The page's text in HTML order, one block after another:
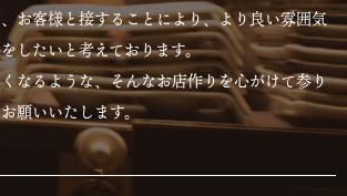
お客様と接することにより、より良い雰囲気
したいと考えております。
なるような、そんなお店作りを心がけて参り
願いいたします。